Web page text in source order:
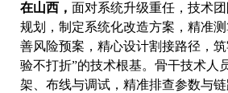
在山西， 面对系统升级重任，技术
规划，制定系统化改造方案，精准
善风险预案，精心设计割接路径，
验不打折”的技术根基。骨干技术人
架、布线与调试，精准排查参数与